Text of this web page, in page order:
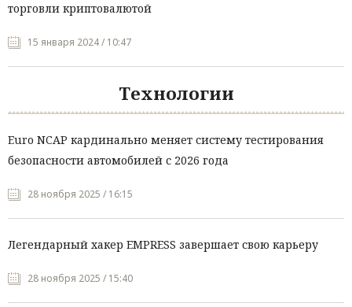
торговли криптовалютой
15 января 2024 / 10:47
Технологии
Euro NCAP кардинально меняет систему тестирования
безопасности автомобилей с 2026 года
28 ноября 2025 / 16:15
Легендарный хакер EMPRESS завершает свою карьеру
28 ноября 2025 / 15:40